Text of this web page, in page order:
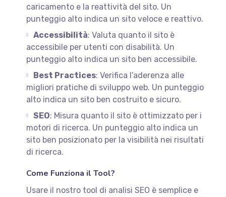
caricamento e la reattività del sito. Un
punteggio alto indica un sito veloce e reattivo.
Accessibilità: Valuta quanto il sito è
accessibile per utenti con disabilità. Un
punteggio alto indica un sito ben accessibile.
Best Practices: Verifica l’aderenza alle
migliori pratiche di sviluppo web. Un punteggio
alto indica un sito ben costruito e sicuro.
SEO: Misura quanto il sito è ottimizzato per i
motori di ricerca. Un punteggio alto indica un
sito ben posizionato per la visibilità nei risultati
di ricerca.
Come Funziona il Tool?
Usare il nostro tool di analisi SEO è semplice e